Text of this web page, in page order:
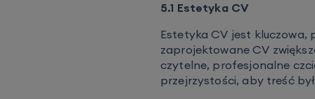
5.1 Estetyka CV
Estetyka CV jest kluczowa,
zaprojektowane CV
czytelne, profesjonalne
przejrzystości, aby treść